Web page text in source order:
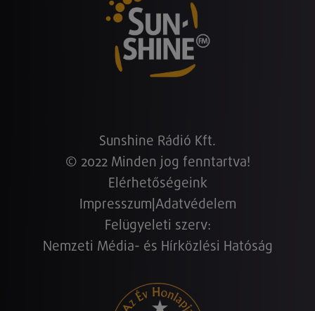
Sunshine Rádió Kft.
© 2022 Minden jog fenntartva!
Elérhetőségeink
Impresszum Adatvédelem
Felügyeleti szerv:
Nemzeti Média- és Hírközlési Hatóság